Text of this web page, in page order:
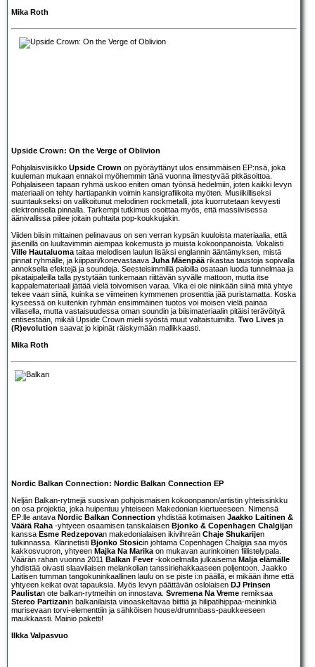
Mika Roth
Upside Crown: On the Verge of Oblivion
Pohjalaisviisikko Upside Crown on pyöräyttänyt ulos ensimmäisen EP:nsä, joka
kuuleman mukaan ennakoi myöhemmin tänä vuonna ilmestyvää pitkäsoittoa.
Pohjalaiseen tapaan ryhmä uskoo eniten oman työnsä hedelmiin, joten kaikki levyn
materiaali on tehty hartiapankin voimin kansigrafiikoita myöten. Musiikilliseksi
suuntaukseksi on valikoitunut melodinen rockmetalli, jota kuorrutetaan kevyesti
elektronisella pinnalla. Tarkempi tutkimus osoittaa myös, että massiivisessa
äänivallissa piilee joitain puhtaita pop-koukkujakin.
Viiden biisin mittainen pelinavaus on sen verran kypsän kuuloista materiaalia, että
jäsenillä on luultavimmin aiempaa kokemusta jo muista kokoonpanoista. Vokalisti
Ville Hautaluoma taitaa melodisen laulun lisäksi englannin ääntämyksen, mistä
pinnat ryhmälle, ja kiippari/konevastaava Juha Mäenpää rikastaa taustoja sopivalla
annoksella efektejä ja soundeja. Seesteisimmillä paloilla osataan luoda tunnelmaa ja
pikataipaleilla talla pystytään tunkemaan riittävän syvälle mattoon, mutta itse
kappalemateriaali jättää vielä toivomisen varaa. Vika ei ole niinkään siinä mitä yhtye
tekee vaan siinä, kuinka se viimeinen kymmenen prosenttia jää puristamatta. Koska
kyseessä on kuitenkin ryhmän ensimmäinen tuotos voi moisen vielä painaa
villasella, mutta vastaisuudessa oman soundin ja biisimateriaalin pitäisi terävöityä
entisestään, mikäli Upside Crown mielii syöstä muut valtaistuimilta. Two Lives ja
(R)evolution saavat jo kipinät räiskymään mallikkaasti.
Mika Roth
Nordic Balkan Connection: Nordic Balkan Connection EP
Neljän Balkan-rytmejä suosivan pohjoismaisen kokoonpanon/artistin yhteissinkku
on osa projektia, joka huipentuu yhteiseen Makedonian kiertueeseen. Nimensä
EP:lle antava Nordic Balkan Connection yhdistää kotimaisen Jaakko Laitinen &
Väärä Raha -yhtyeen osaamisen tanskalaisen Bjonko & Copenhagen Chalgijan
kanssa Esme Redzepovan makedonialaisen ikivihreän Chaje Shukarijen
tulkinnassa. Klarinetisti Bjonko Stosicin johtama Copenhagen Chalgija saa myös
kakkosvuoron, yhtyeen Majka Na Marika on mukavan aurinkoinen fiilistelypala.
Väärän rahan vuonna 2011 Balkan Fever-kokoelmalla julkaisema Malja elämälle
yhdistää oivasti slaavilaisen melankolian tanssiriehakkaaseen poljentoon. Jaakko
Laitisen tumman tangokuninkaallinen laulu on se piste i:n päällä, ei mikään ihme että
yhtyeen keikat ovat tapauksia. Myös levyn päättävän oslolaisen DJ Prinsen
Paulistan ote balkan-rytmeihin on innostava. Svremena Na Vreme remiksaa
Stereo Partizanin balkanilaista vinoaskeltavaa biittiä ja hilipatihippaa-meininkiä
murisevaan torvi-elementtiin ja sähköisen house/drumnbass-paukkeeseen
maukkaasti. Mainio paketti!
Ilkka Valpasvuo